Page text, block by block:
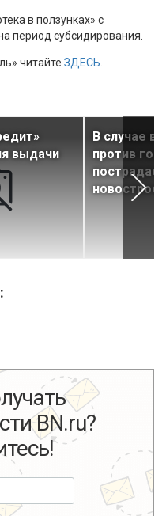
в ползунках» с
период субсидирования.
читайте ЗДЕСЬ
выдачи
В случае
против
новостроек
BN.ru?